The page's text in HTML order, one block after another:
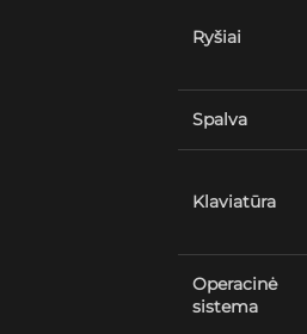
Ryšiai
Spalva
Klaviatūra
Operacinė
sistema